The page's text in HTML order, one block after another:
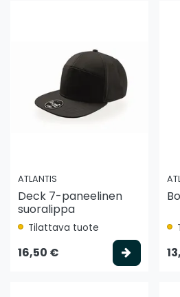
ATLANTIS
Deck 7-paneelinen
suoralippa
Tilattava tuote
16,50 € Valitse